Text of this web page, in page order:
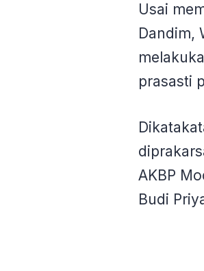
Usai
Dandim,
prasasti
AKBP
Budi